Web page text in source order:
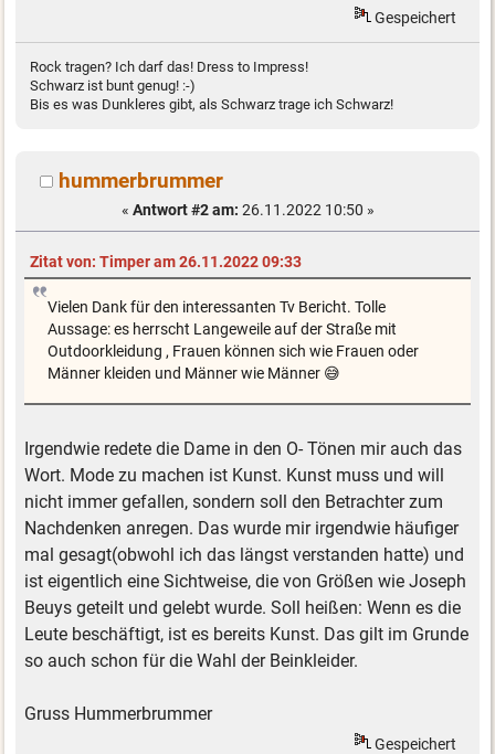
Gespeichert
Rock tragen? Ich darf das! Dress to Impress!
Schwarz ist bunt genug! :-)
Bis es was Dunkleres gibt, als Schwarz trage ich Schwarz!
hummerbrummer
« Antwort #2 am: 26.11.2022 10:50 »
Zitat von: Timper am 26.11.2022 09:33
Vielen Dank für den interessanten Tv Bericht. Tolle
Aussage: es herrscht Langeweile auf der Straße mit
Outdoorkleidung , Frauen können sich wie Frauen oder
Männer kleiden und Männer wie Männer 😅
Irgendwie redete die Dame in den O- Tönen mir auch das
Wort. Mode zu machen ist Kunst. Kunst muss und will
nicht immer gefallen, sondern soll den Betrachter zum
Nachdenken anregen. Das wurde mir irgendwie häufiger
mal gesagt(obwohl ich das längst verstanden hatte) und
ist eigentlich eine Sichtweise, die von Größen wie Joseph
Beuys geteilt und gelebt wurde. Soll heißen: Wenn es die
Leute beschäftigt, ist es bereits Kunst. Das gilt im Grunde
so auch schon für die Wahl der Beinkleider.
Gruss Hummerbrummer
Gespeichert